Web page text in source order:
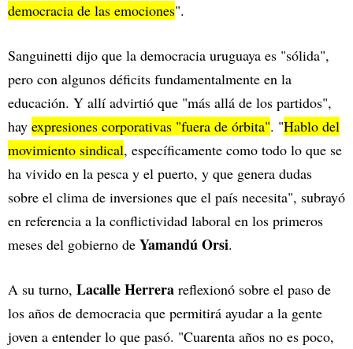
democracia de las emociones".
Sanguinetti dijo que la democracia uruguaya es "sólida",
pero con algunos déficits fundamentalmente en la
educación. Y allí advirtió que "más allá de los partidos",
hay expresiones corporativas "fuera de órbita". "Hablo del
movimiento sindical, específicamente como todo lo que se
ha vivido en la pesca y el puerto, y que genera dudas
sobre el clima de inversiones que el país necesita", subrayó
en referencia a la conflictividad laboral en los primeros
meses del gobierno de Yamandú Orsi.
A su turno, Lacalle Herrera reflexionó sobre el paso de
los años de democracia que permitirá ayudar a la gente
joven a entender lo que pasó. "Cuarenta años no es poco,